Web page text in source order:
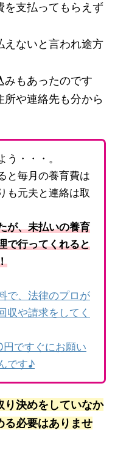
を支払ってもらえず
えないと言われ途方
みもあったのです
や連絡先も分から
う・・・。
と毎月の養育費は
も元夫と連絡は取
が、未払いの養育
で行ってくれると
で、法律のプロが
収や請求をしてく
ですぐにお願い
です♪
り決めをしていなか
る必要はありませ